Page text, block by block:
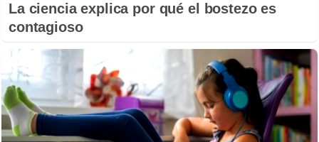
La ciencia explica por qué el bostezo es
contagioso